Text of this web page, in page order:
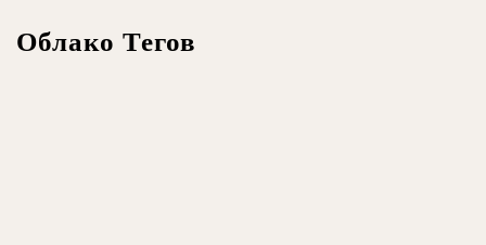
Облако Тегов